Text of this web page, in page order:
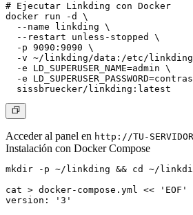
# Ejecutar Linkding con Docker
docker run -d \
  --name linkding \
  --restart unless-stopped \
  -p 9090:9090 \
-v ~/linkding/data:/etc/
  -e LD_SUPERUSER_NAME=admin \
-e
Acceder al panel en http://TU-
Instalación con Docker Compose
mkdir -p ~/linkding && cd ~/
cat > docker-compose.yml << 'EOF'
version: '3'